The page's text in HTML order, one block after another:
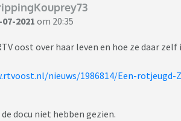
07-2021 om 20:35
oost over haar leven en hoe ze daar zelf
nieuws/1986814/Een-rotjeugd-
docu niet hebben gezien.